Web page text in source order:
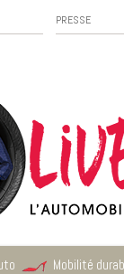
PRESSE
Mobilité